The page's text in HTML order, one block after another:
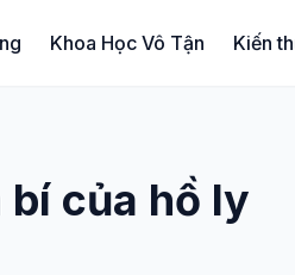
Khoa Học Vô Tận Kiến
bí của hồ ly